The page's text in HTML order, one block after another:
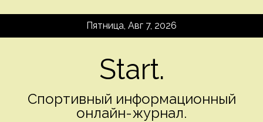
Пятница, Авг 7, 2026
Start.
Спортивный информационный
онлайн-журнал.